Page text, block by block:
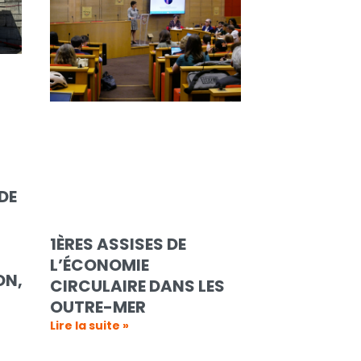
1ÈRES ASSISES DE
L’ÉCONOMIE
CIRCULAIRE DANS LES
OUTRE-MER
Lire la suite »